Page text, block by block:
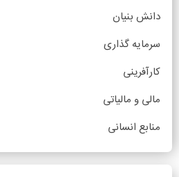
دانش بنیان
سرمایه گذاری
کارآفرینی
مالی و مالیاتی
منابع انسانی